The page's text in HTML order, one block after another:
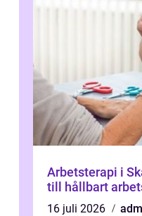
Arbetsterapi i
till hållbart
16 juli 2026